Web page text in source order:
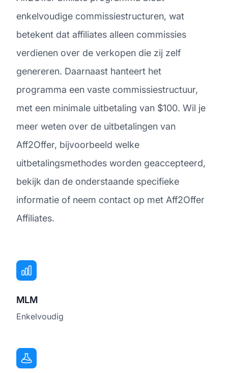
enkelvoudige commissiestructuren, wat
betekent dat affiliates alleen commissies
verdienen over de verkopen die zij zelf
genereren. Daarnaast hanteert het
programma een vaste commissiestructuur,
met een minimale uitbetaling van $100. Wil je
meer weten over de uitbetalingen van
Aff2Offer, bijvoorbeeld welke
uitbetalingsmethodes worden geaccepteerd,
bekijk dan de onderstaande specifieke
informatie of neem contact op met Aff2Offer
Affiliates.
MLM
Enkelvoudig